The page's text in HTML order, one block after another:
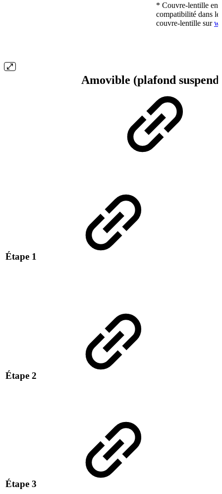
* Couvre-lentille en
compatibilité dans
couvre-lentille sur
Amovible (plafond
Étape 1
Étape 2
Étape 3